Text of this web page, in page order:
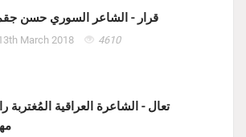
قرار - الشاعر السوري حسن
March 2018 4610
تعال - الشاعرة العراقية المُغتربة